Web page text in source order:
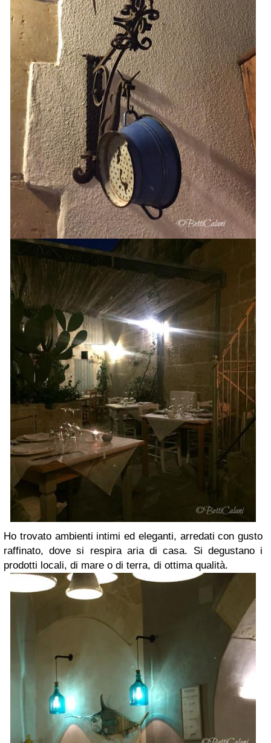
Ho trovato ambienti intimi ed eleganti, arredati con gusto
raffinato, dove si respira aria di casa. Si degustano i
prodotti locali, di mare o di terra, di ottima qualità.